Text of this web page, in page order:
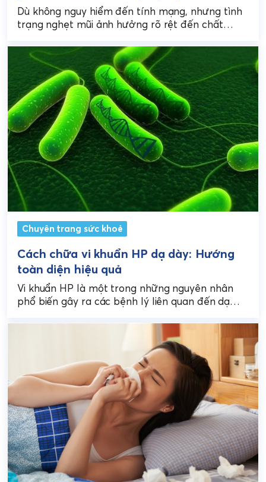
Dù không nguy hiểm đến tính mạng, nhưng tình
trạng nghẹt mũi ảnh hưởng rõ rệt đến chất
Chuyên trang sức khoẻ
Cách chữa vi khuẩn HP dạ dày: Hướng
toàn diện hiệu quả
Vi khuẩn HP là một trong những nguyên nhân
phổ biến gây ra các bệnh lý liên quan đến dạ